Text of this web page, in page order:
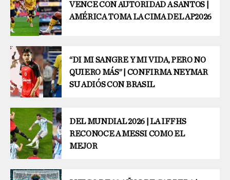
VENCE CON AUTORIDAD A SANTOS |
AMÉRICA TOMA LA CIMA DEL AP2026
“DI MI SANGRE Y MI VIDA, PERO NO
QUIERO MÁS” | CONFIRMA NEYMAR
SU ADIÓS CON BRASIL
DEL MUNDIAL 2026 | LA IFFHS
RECONOCE A MESSI COMO EL
MEJOR